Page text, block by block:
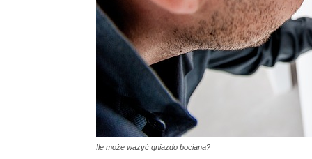
Ile może ważyć gniazdo bociana?